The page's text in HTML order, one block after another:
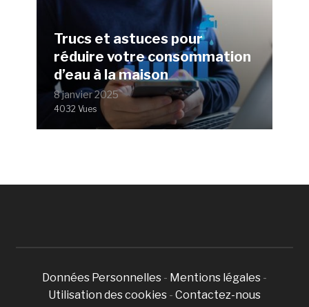
Trucs et astuces pour
réduire votre consommation
d’eau à la maison
8 janvier 2025
4032 Vues
Données Personnelles - Mentions légales -
Utilisation des cookies - Contactez-nous